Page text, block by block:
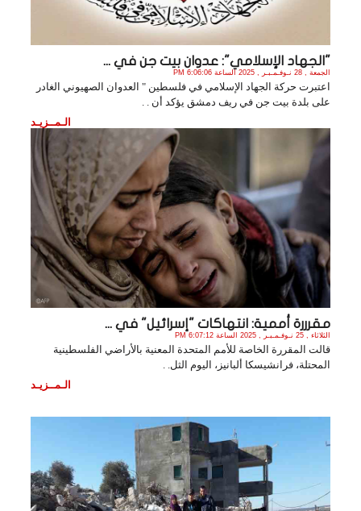
"الجهاد الإسلامي": عدوان بيت جن في ...
الجمعة , 28 نـوفـمـبـر , 2025 الساعة 6:06:06 PM
اعتبرت حركة الجهاد الإسلامي في فلسطين " العدوان الصهيوني الغادر
على بلدة بيت جن في ريف دمشق يؤكد أن . .
الـمــزيـد
مقرررة أممية: انتهاكات "إسرائيل" في ...
الثلاثاء , 25 نـوفـمـبـر , 2025 الساعة 6:07:12 PM
قالت المقررة الخاصة للأمم المتحدة المعنية بالأراضي الفلسطينية
المحتلة، فرانشيسكا ألبانيز، اليوم الثل. .
الـمــزيـد